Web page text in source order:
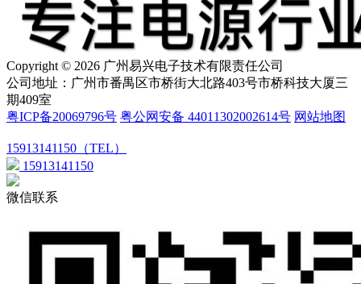
Copyright © 2026 广州易兴电子技术有限责任公司
公司地址：广州市番禺区市桥街大北路403号市桥科技大厦三
期409室
粤ICP备20069796号 粤公网安备 44011302002614号 网站地图
15913141150（TEL）
15913141150
微信联系